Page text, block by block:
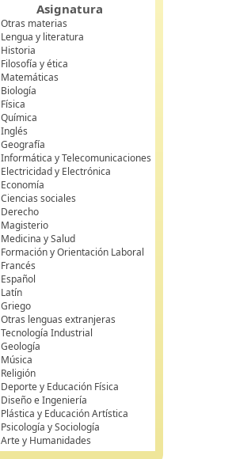
Asignatura
Otras materias
Lengua y literatura
Historia
Filosofía y ética
Matemáticas
Biología
Física
Química
Inglés
Geografía
Informática y Telecomunicaciones
Electricidad y Electrónica
Economía
Ciencias sociales
Derecho
Magisterio
Medicina y Salud
Formación y Orientación Laboral
Francés
Español
Latín
Griego
Otras lenguas extranjeras
Tecnología Industrial
Geología
Música
Religión
Deporte y Educación Física
Diseño e Ingeniería
Plástica y Educación Artística
Psicología y Sociología
Arte y Humanidades